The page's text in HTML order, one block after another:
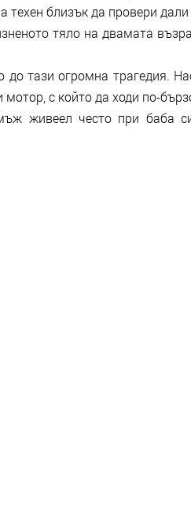
близък да провери
тяло на двамата
до тази огромна трагедия.
мотор, с който да ходи по-
живеел често при баба